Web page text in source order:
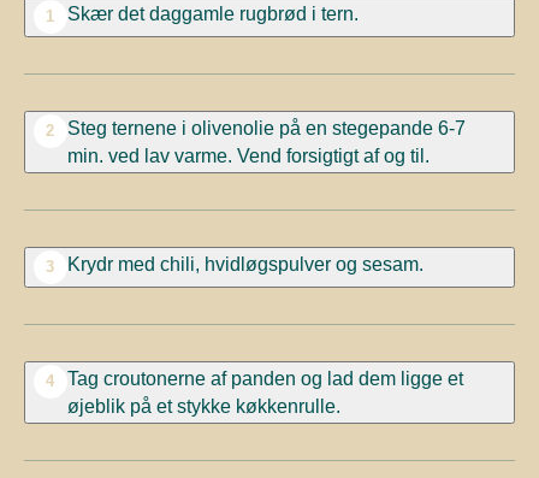
1 Skær det daggamle rugbrød i tern.
2
Steg ternene i olivenolie på en stegepande 6-7
min. ved lav varme. Vend forsigtigt af og til.
3 Krydr med chili, hvidløgspulver og sesam.
4
Tag croutonerne af panden og lad dem ligge et
øjeblik på et stykke køkkenrulle.